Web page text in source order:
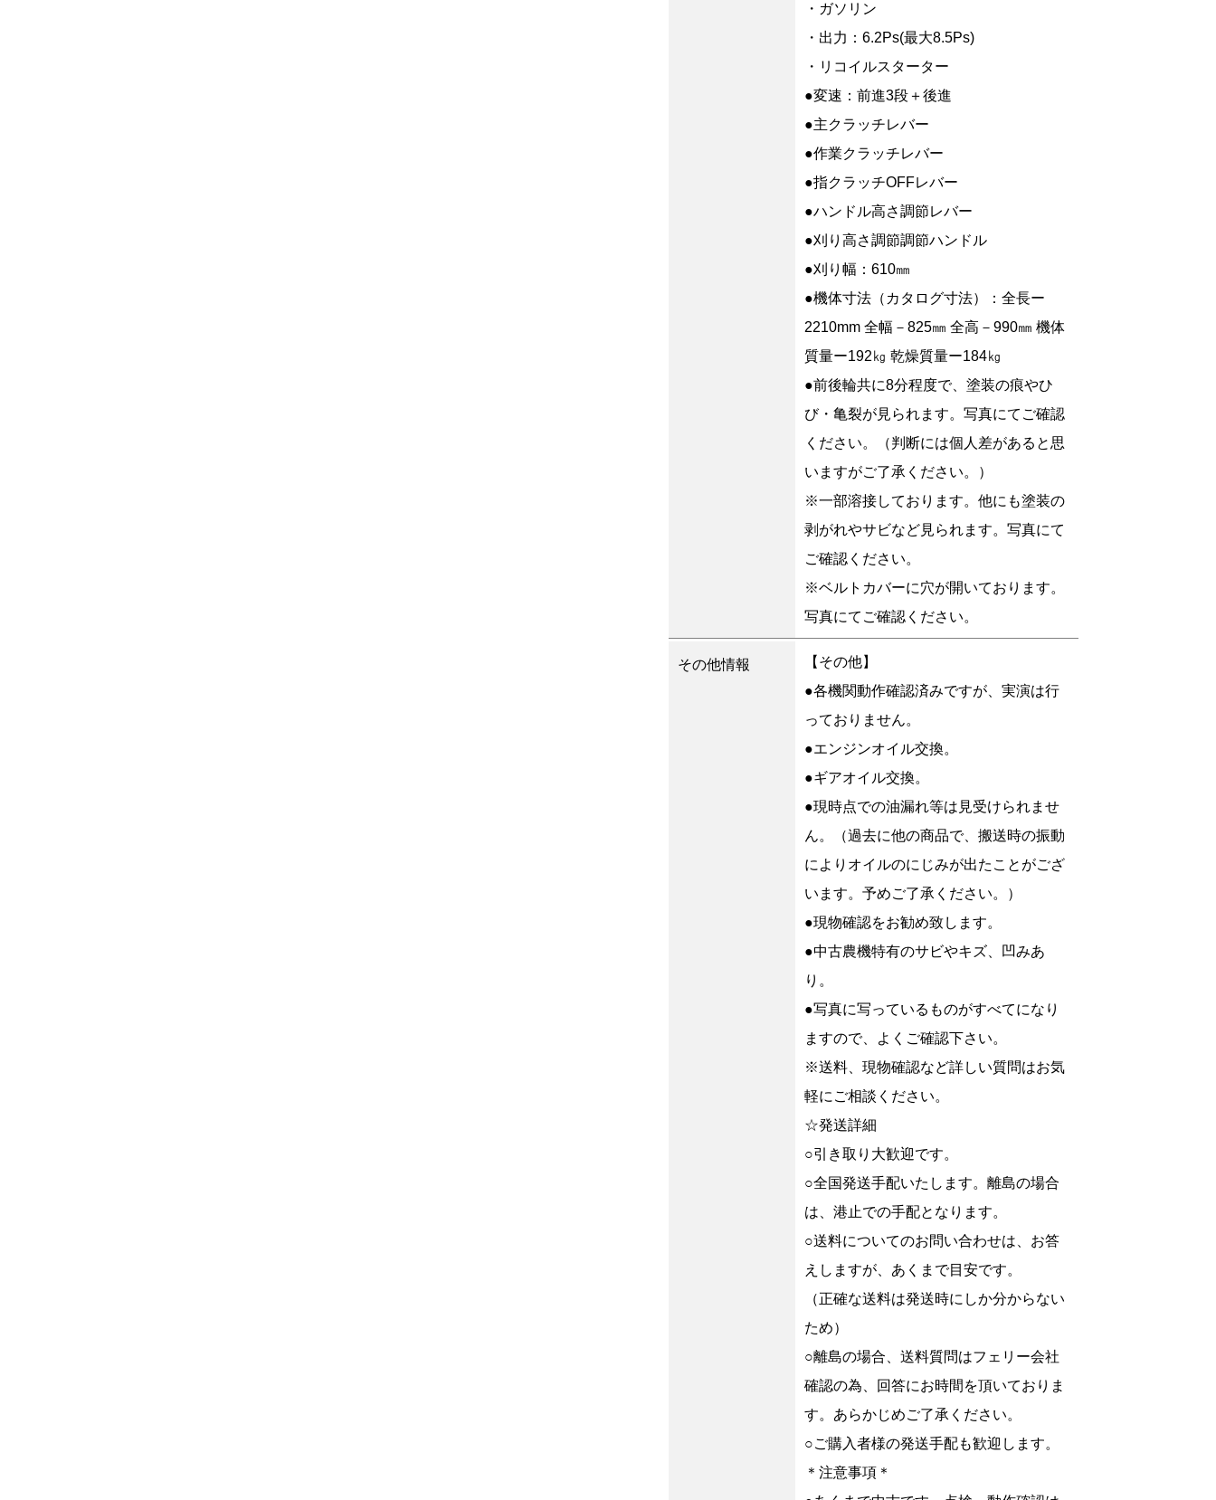
・ガソリン
・出力：6.2Ps(最大8.5Ps)
・リコイルスターター
●変速：前進3段＋後進
●主クラッチレバー
●作業クラッチレバー
●指クラッチOFFレバー
●ハンドル高さ調節レバー
●刈り高さ調節調節ハンドル
●刈り幅：610㎜
●機体寸法（カタログ寸法）：全長ー
2210mm 全幅－825㎜ 全高－990㎜ 機体
質量ー192㎏ 乾燥質量ー184㎏
●前後輪共に8分程度で、塗装の痕やひ
び・亀裂が見られます。写真にてご確認
ください。（判断には個人差があると思
いますがご了承ください。）
※一部溶接しております。他にも塗装の
剥がれやサビなど見られます。写真にて
ご確認ください。
※ベルトカバーに穴が開いております。
写真にてご確認ください。
その他情報
【その他】
●各機関動作確認済みですが、実演は行
っておりません。
●エンジンオイル交換。
●ギアオイル交換。
●現時点での油漏れ等は見受けられませ
ん。（過去に他の商品で、搬送時の振動
によりオイルのにじみが出たことがござ
います。予めご了承ください。）
●現物確認をお勧め致します。
●中古農機特有のサビやキズ、凹みあ
り。
●写真に写っているものがすべてになり
ますので、よくご確認下さい。
※送料、現物確認など詳しい質問はお気
軽にご相談ください。
☆発送詳細
○引き取り大歓迎です。
○全国発送手配いたします。離島の場合
は、港止での手配となります。
○送料についてのお問い合わせは、お答
えしますが、あくまで目安です。
（正確な送料は発送時にしか分からない
ため）
○離島の場合、送料質問はフェリー会社
確認の為、回答にお時間を頂いておりま
す。あらかじめご了承ください。
○ご購入者様の発送手配も歓迎します。
＊注意事項＊